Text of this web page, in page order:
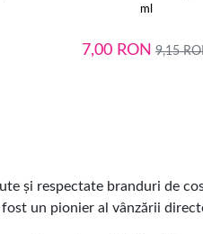
ml
7,00 RON 9,15
și respectate branduri de
un pionier al vânzării